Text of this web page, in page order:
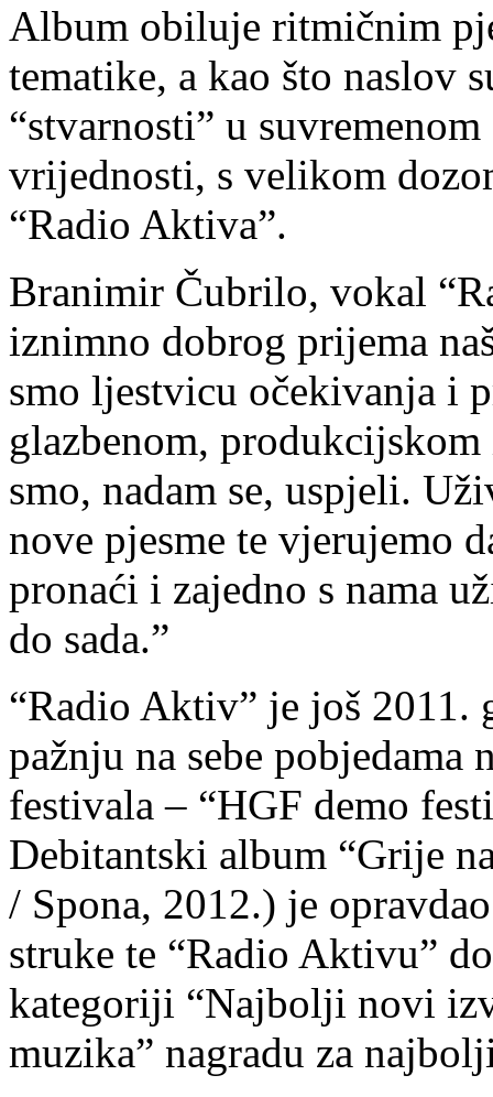
Album obiluje ritmičnim
tematike, a kao što naslov
“stvarnosti” u
vrijednosti, s velikom
“Radio Aktiva”.
Branimir Čubrilo, vokal
iznimno dobrog prijema
smo ljestvicu očekivanja i
glazbenom,
smo, nadam se, uspjeli.
nove pjesme te vjerujemo
pronaći i zajedno s nama
do sada.”
“Radio Aktiv” je još 2011.
pažnju na sebe pobjedama
festivala – “HGF demo
Debitantski album “Grije
/ Spona, 2012.) je
struke te “Radio Aktivu”
kategoriji “Najbolji novi
muzika” nagradu za